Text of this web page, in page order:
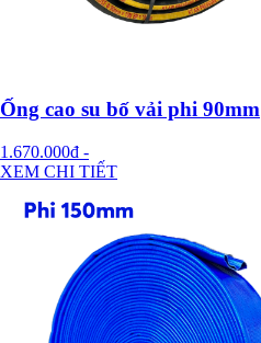
Ống cao su bố vải phi 90mm
1.670.000đ -
XEM CHI TIẾT